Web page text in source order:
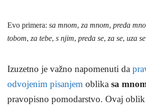
Evo primera: sa mnom, za mnom, preda
tobom, za tebe, s njim, preda se, za se, uza se
Izuzetno je važno napomenuti da
odvojenim pisanjem oblika sa
pravopisno pomodarstvo. Ovaj oblik